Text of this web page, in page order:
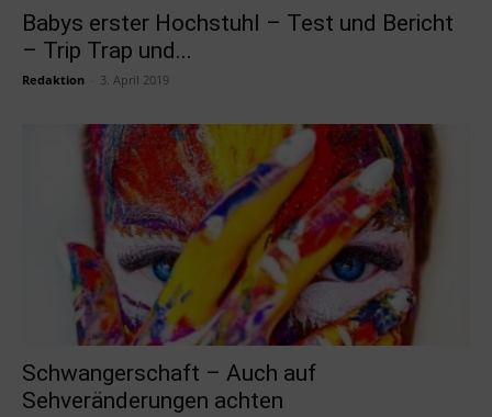
Babys erster Hochstuhl – Test und Bericht
– Trip Trap und...
Redaktion 3. April 2019
Schwangerschaft – Auch auf
Sehveränderungen achten